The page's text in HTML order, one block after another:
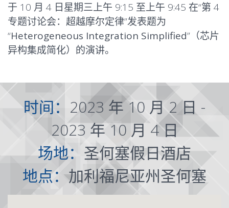
于 10 月 4 日星期三上午 9:15 至上午 9:45 在“第 4
专题讨论会：超越摩尔定律”发表题为
“Heterogeneous Integration Simplified”（芯片
异构集成简化）的演讲。
时间： 2023 年 10 月 2 日 -
2023 年 10 月 4 日
场地： 圣何塞假日酒店
地点：加利福尼亚州圣何塞